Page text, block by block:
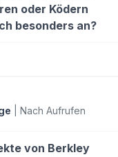
oder Ködern
besonders an?
| Nach Aufrufen
von Berkley